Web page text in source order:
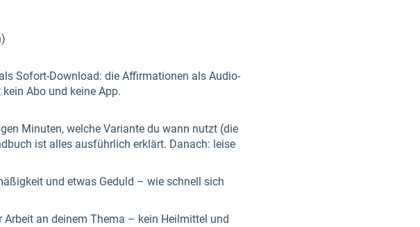
Sofort-Download: die Affirmationen als Audio-
Abo und keine App.
Minuten, welche Variante du wann nutzt (die
ist alles ausführlich erklärt. Danach: leise
und etwas Geduld – wie schnell sich
an deinem Thema – kein Heilmittel und